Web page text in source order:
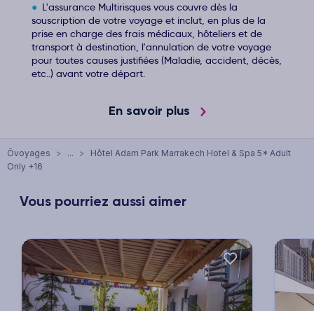
L'assurance Multirisques vous couvre dès la
souscription de votre voyage et inclut, en plus de la
prise en charge des frais médicaux, hôteliers et de
transport à destination, l'annulation de votre voyage
pour toutes causes justifiées (Maladie, accident, décès,
etc..) avant votre départ.
En savoir plus
Ôvoyages > ... >
Hôtel Adam Park Marrakech Hotel & Spa 5* Adult
Only +16
Vous pourriez aussi aimer